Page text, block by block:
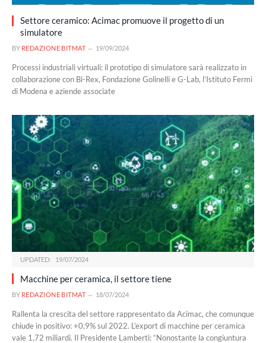
Settore ceramico: Acimac promuove il progetto di un
simulatore
BY REDAZIONE BITMAT 19/09/2024
Processi industriali virtuali: il prototipo di simulatore sarà realizzato in
collaborazione con Bi-Rex, Fondazione Golinelli e G-Lab, l’Istituto Fermi
di Modena e aziende associate
UPDATED: 19/07/2024
Macchine per ceramica, il settore tiene
BY REDAZIONE BITMAT 18/07/2024
Rallenta la crescita del settore rappresentato da Acimac, che comunque
chiude in positivo: +0,9% sul 2022. L’export di macchine per ceramica
vale 1,72 miliardi. Il Presidente Lamberti: “Nonostante la congiuntura